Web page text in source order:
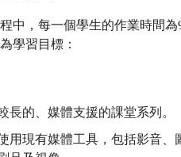
中，每一個學生的作業時間為
學習目標：
長的、媒體支援的課堂系列。
用現有媒體工具，包括影音、